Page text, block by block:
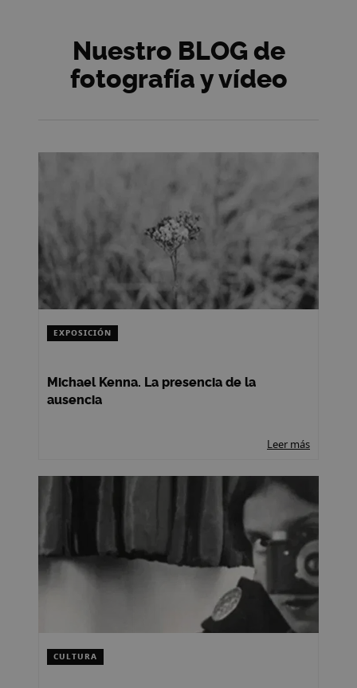
Nuestro BLOG de
fotografía y vídeo
EXPOSICIÓN
Michael Kenna. La presencia de la
ausencia
Leer más
CULTURA